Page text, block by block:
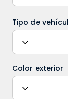
Tipo de
Color exterior